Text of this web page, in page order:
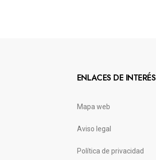
ENLACES DE INTERÉS
Mapa web
Aviso legal
Política de privacidad